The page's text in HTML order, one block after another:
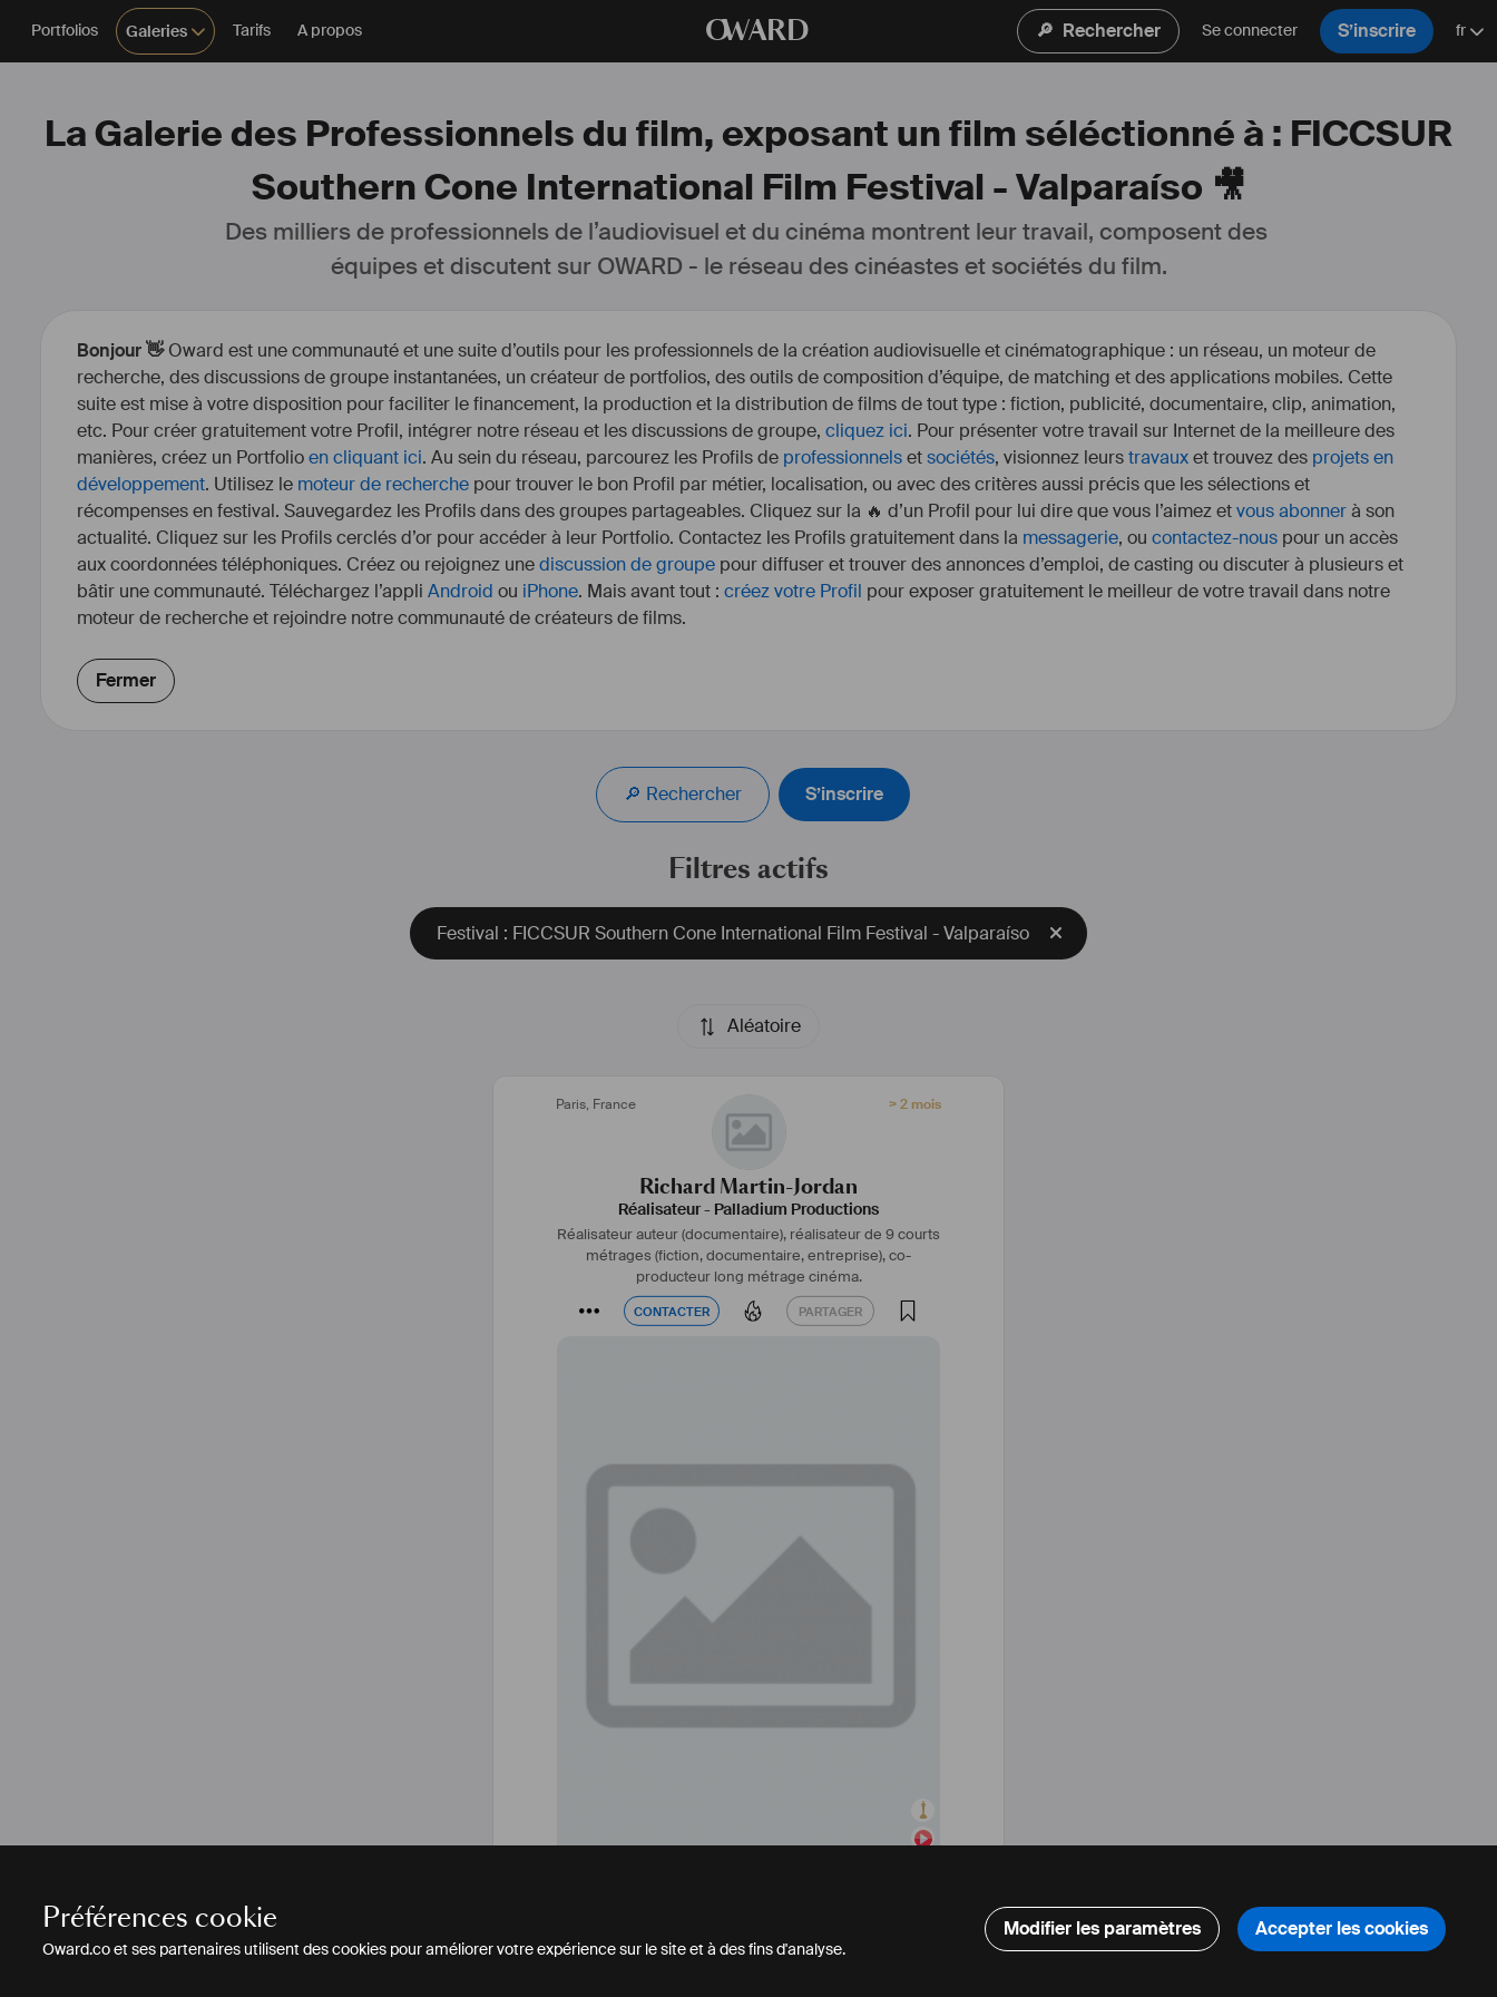
Préférences cookie
Oward.co et ses partenaires utilisent des cookies pour améliorer votre expérience sur le site et à des fins d'analyse.
Modifier les paramètres Accepter les cookies
Portfolios Galeries Tarifs A propos OWARD 🔎 Rechercher Se connecter S’inscrire fr
La Galerie des Professionnels du film, exposant un film séléctionné à : FICCSUR
Southern Cone International Film Festival - Valparaíso 🎥
Des milliers de professionnels de l’audiovisuel et du cinéma montrent leur travail, composent des
équipes et discutent sur OWARD - le réseau des cinéastes et sociétés du film.
Bonjour 👋Oward est une communauté et une suite d’outils pour les professionnels de la création audiovisuelle et cinématographique : un réseau, un moteur de
recherche, des discussions de groupe instantanées, un créateur de portfolios, des outils de composition d’équipe, de matching et des applications mobiles. Cette
suite est mise à votre disposition pour faciliter le financement, la production et la distribution de films de tout type : fiction, publicité, documentaire, clip, animation,
etc. Pour créer gratuitement votre Profil, intégrer notre réseau et les discussions de groupe, cliquez ici. Pour présenter votre travail sur Internet de la meilleure des
manières, créez un Portfolioen cliquant ici. Au sein du réseau, parcourez les Profils de professionnelsetsociétés, visionnez leurstravauxet trouvez des projets en
développement. Utilisez le moteur de recherche pour trouver le bon Profil par métier, localisation, ou avec des critères aussi précis que les sélections et
récompenses en festival. Sauvegardez les Profils dans des groupes partageables. Cliquez sur la 🔥 d’un Profil pour lui dire que vous l’aimez etvous abonnerà son
actualité. Cliquez sur les Profils cerclés d’or pour accéder à leur Portfolio. Contactez les Profils gratuitement dans la messagerie, ou contactez-nous pour un accès
aux coordonnées téléphoniques. Créez ou rejoignez unediscussion de groupe pour diffuser et trouver des annonces d’emploi, de casting ou discuter à plusieurs et
bâtir une communauté. Téléchargez l’appli Android ou iPhone. Mais avant tout : créez votre Profil pour exposer gratuitement le meilleur de votre travail dans notre
moteur de recherche et rejoindre notre communauté de créateurs de films.
Fermer
🔎 Rechercher S’inscrire
Filtres actifs
Festival : FICCSUR Southern Cone International Film Festival - Valparaíso
Aléatoire
Paris, France > 2 mois
Richard Martin-Jordan
Réalisateur- Palladium Productions
Réalisateur auteur (documentaire), réalisateur de 9 courts
métrages (fiction, documentaire, entreprise), co-
producteur long métrage cinéma.
CONTACTER PARTAGER
CONTACTER PARTAGER